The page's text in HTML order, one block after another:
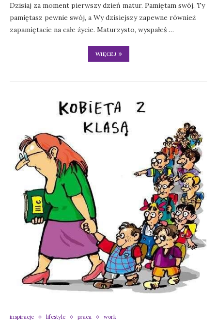
Dzisiaj za moment pierwszy dzień matur. Pamiętam swój, Ty
pamiętasz pewnie swój, a Wy dzisiejszy zapewne również
zapamiętacie na całe życie. Maturzysto, wyspałeś …
WIĘCEJ
inspiracje lifestyle praca work